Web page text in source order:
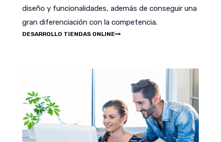
diseño y funcionalidades, además de conseguir una
gran diferenciación con la competencia.
DESARROLLO TIENDAS ONLINE